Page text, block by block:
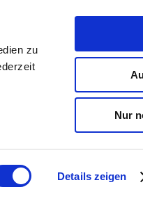
zu
Details zeigen
Nur